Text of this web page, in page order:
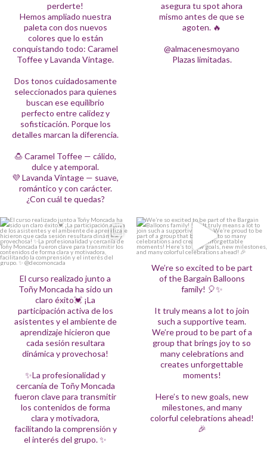
sofisticación. Porque los detalles marcan
la diferencia.
🍮 Caramel Toffee — cálido, dulce y
atemporal.
💜 Lavanda Vintage — suave, romántico y
con carácter.
¿Con cuál te quedas?
92 13
perderte!
Hemos ampliado nuestra
paleta con dos nuevos
colores que lo están
conquistando todo: Caramel
Toffee y Lavanda Vintage.
Dos tonos cuidadosamente
seleccionados para quienes
buscan ese equilibrio
perfecto entre calidez y
sofisticación. Porque los
detalles marcan la diferencia.
🍮 Caramel Toffee — cálido,
dulce y atemporal.
💜 Lavanda Vintage — suave,
romántico y con carácter.
¿Con cuál te quedas?
20 1
asegura tu spot ahora
mismo antes de que se
agoten. 🔥
@almacenesmoyano
Plazas limitadas.
El curso realizado junto a Toñy Moncada
ha sido un claro éxito💓 ¡La participación
activa de los asistentes y el ambiente de
aprendizaje hicieron que cada sesión
resultara dinámica y provechosa!
Moncada fueron clave para transmitir los
contenidos de forma clara y motivadora,
facilitando la comprensión y el interés
del grupo. ✨
@decomoncada
34 0
El curso realizado junto a
Toñy Moncada ha sido un
claro éxito💓 ¡La
participación activa de los
asistentes y el ambiente de
aprendizaje hicieron que
cada sesión resultara
dinámica y provechosa!
✨La profesionalidad y
cercanía de Toñy Moncada
fueron clave para transmitir
los contenidos de forma
clara y motivadora,
facilitando la comprensión y
el interés del grupo. ✨
We’re so excited to be part of the Bargain
Balloons family! 🎈✨
It truly means a lot to join such a
supportive team. We’re proud to be part
of a group that brings joy to so many
celebrations and creates unforgettable
moments!
Here’s to new goals, new milestones,
43 6
We’re so excited to be part
of the Bargain Balloons
family! 🎈✨
It truly means a lot to join
such a supportive team.
We’re proud to be part of a
group that brings joy to so
many celebrations and
creates unforgettable
moments!
Here’s to new goals, new
milestones, and many
colorful celebrations ahead!
🎉